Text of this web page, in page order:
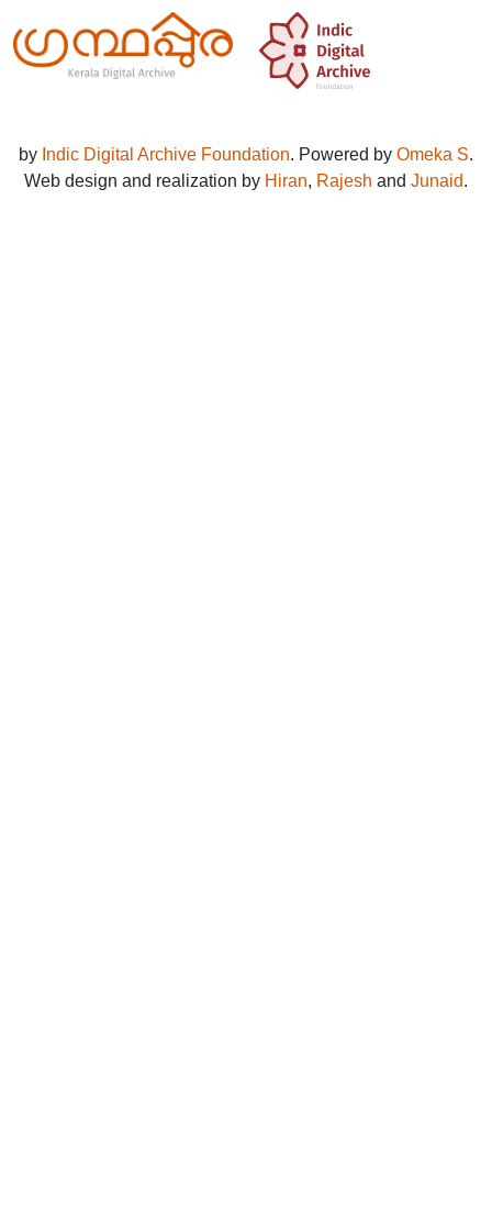
by Indic Digital Archive Foundation. Powered by Omeka S.
Web design and realization by Hiran, Rajesh and Junaid.